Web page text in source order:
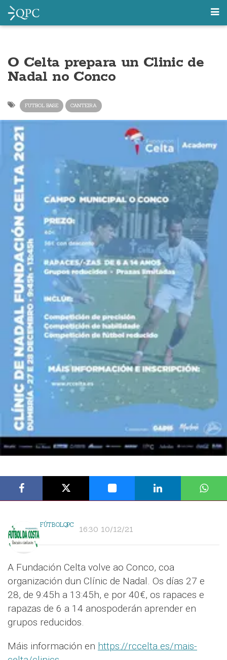
O Celta prepara un Clinic de
Nadal no Conco
FUTBOL BASE CANTEIRA
FÚTBOLQPC 16:30 10/12/21
A Fundación Celta volve ao Conco, coa
organización dun Clínic de Nadal. Os días 27 e
28, de 9:45h a 13:45h, e por 40€, os rapaces e
rapazas de 6 a 14 anospoderán aprender en
grupos reducidos.
Máis información en https://rccelta.es/mais-